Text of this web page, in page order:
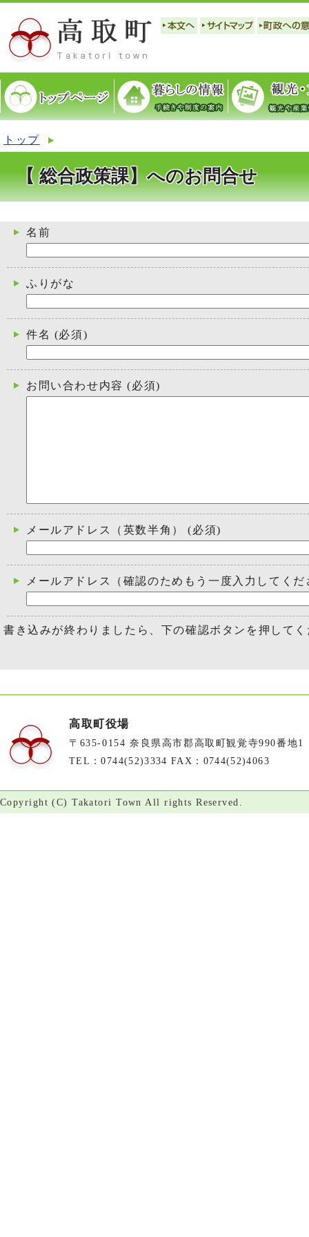
トップ
【 総合政策課】へのお問合せ
名前
ふりがな
件名 (必須)
お問い合わせ内容 (必須)
メールアドレス（英数半角） (必須)
メールアドレス（確認のためもう一度入力してくだ
書き込みが終わりましたら、下の確認ボタンを押して
高取町役場
〒635-0154 奈良県高市郡高取町観覚寺990番地1
TEL：0744(52)3334 FAX：0744(52)4063
Copyright (C) Takatori Town All rights Reserved.